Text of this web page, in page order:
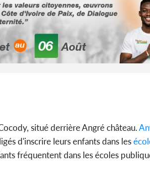
situé derrière Angré château.
d'inscrire leurs enfants dans les
fréquentent dans les écoles